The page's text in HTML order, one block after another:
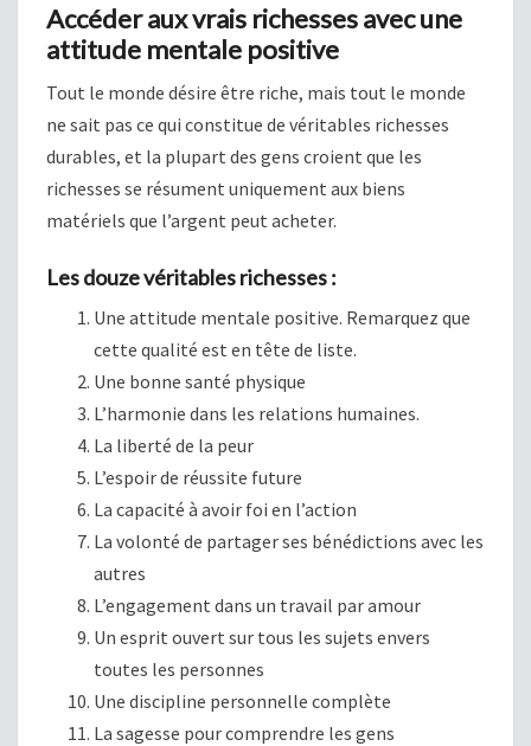
Accéder aux vrais richesses avec une
attitude mentale positive
Tout le monde désire être riche, mais tout le monde
ne sait pas ce qui constitue de véritables richesses
durables, et la plupart des gens croient que les
richesses se résument uniquement aux biens
matériels que l’argent peut acheter.
Les douze véritables richesses :
Une attitude mentale positive. Remarquez que
cette qualité est en tête de liste.
Une bonne santé physique
L’harmonie dans les relations humaines.
La liberté de la peur
L’espoir de réussite future
La capacité à avoir foi en l’action
La volonté de partager ses bénédictions avec les
autres
L’engagement dans un travail par amour
Un esprit ouvert sur tous les sujets envers
toutes les personnes
Une discipline personnelle complète
La sagesse pour comprendre les gens